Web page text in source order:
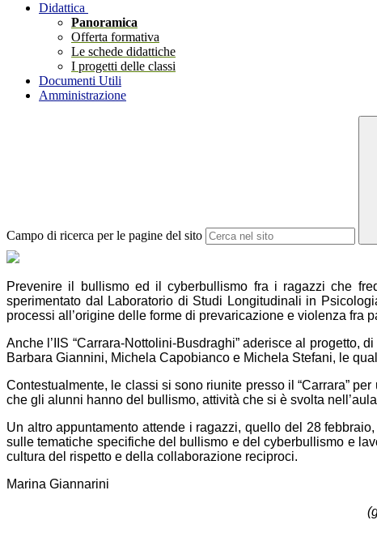
Didattica
Panoramica
Offerta formativa
Le schede didattiche
I progetti delle classi
Documenti Utili
Amministrazione
Campo di ricerca per le pagine del sito
Prevenire il bullismo ed il cyberbullismo fra i ragazzi che
sperimentato dal Laboratorio di Studi Longitudinali in
processi all’origine delle forme di prevaricazione e violenza fra
Anche l’IIS “Carrara-Nottolini-Busdraghi” aderisce al progetto,
Barbara Giannini, Michela Capobianco e Michela Stefani, le
Contestualmente, le classi si sono riunite presso il “Carrara”
che gli alunni hanno del bullismo, attività che si è svolta
Un altro appuntamento attende i ragazzi, quello del 28
sulle tematiche specifiche del bullismo e del cyberbullismo e
cultura del rispetto e della collaborazione reciproci.
Marina Giannarini